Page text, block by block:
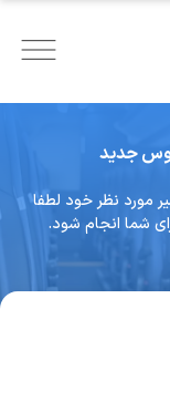
جدید
مورد نظر خود لطفا
شما انجام شود.